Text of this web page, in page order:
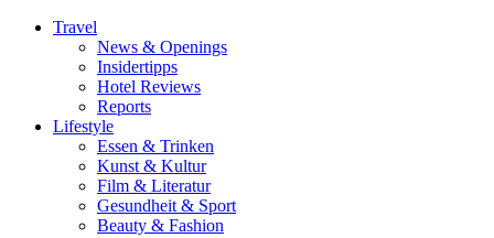
Travel
News & Openings
Insidertipps
Hotel Reviews
Reports
Lifestyle
Essen & Trinken
Kunst & Kultur
Film & Literatur
Gesundheit & Sport
Beauty & Fashion